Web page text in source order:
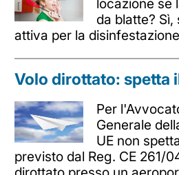
locazione se
da blatte?
attiva per la disinfestazione
Volo dirottato: spetta
Per
Generale
UE non
previsto dal Reg. CE 261/